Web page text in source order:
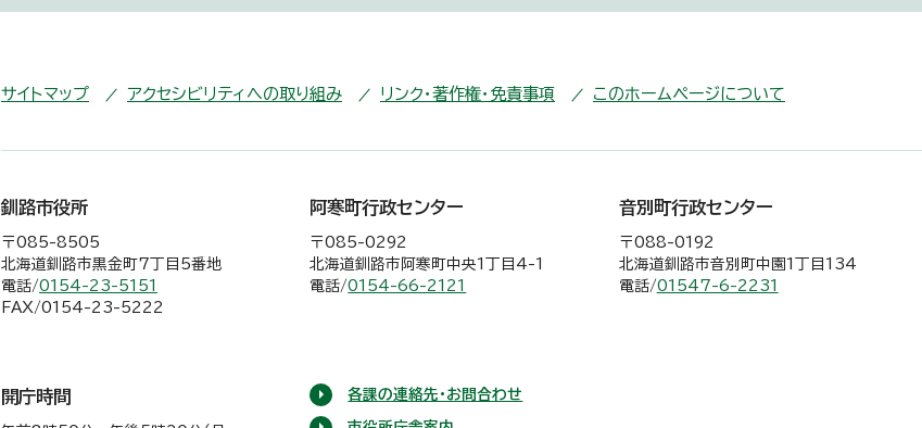
サイトマップ アクセシビリティへの取り組み リンク・著作権・免責事項 このホームページについて
釧路市役所
〒085-8505
北海道釧路市黒金町7丁目5番地
電話/0154-23-5151
FAX/0154-23-5222
阿寒町行政センター
〒085-0292
北海道釧路市阿寒町中央1丁目4-1
電話/0154-66-2121
音別町行政センター
〒088-0192
北海道釧路市音別町中園1丁目134
電話/01547-6-2231
開庁時間 各課の連絡先・お問合わせ